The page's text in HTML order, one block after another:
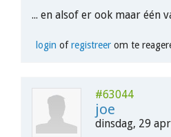
... en alsof er ook maar één
login ofregistreerom te
#63044
joe
dinsdag, 29